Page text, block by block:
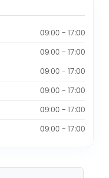
09:00 - 17:00
09:00 - 17:00
09:00 - 17:00
09:00 - 17:00
09:00 - 17:00
09:00 - 17:00